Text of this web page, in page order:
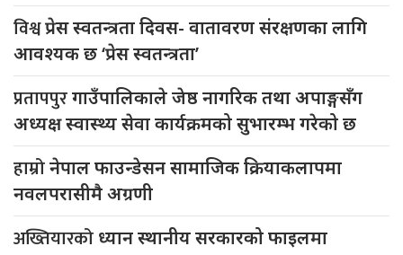
विश्वप्रेस स्वतन्त्रता दिवस- वातावरण संरक्षणका लागि
आवश्यक छ ‘प्रेस स्वतन्त्रता’
प्रतापपुरगाउँपालिकाले जेष्ठ नागरिक तथा अपाङ्गसँग
अध्यक्ष स्वास्थ्य सेवा कार्यक्रमको सुभारम्भ गरेको छ
हाम्रोनेपाल फाउन्डेसन सामाजिक क्रियाकलापमा
नवलपरासीमै अग्रणी
अख्तियारको ध्यान स्थानीय सरकारको फाइलमा